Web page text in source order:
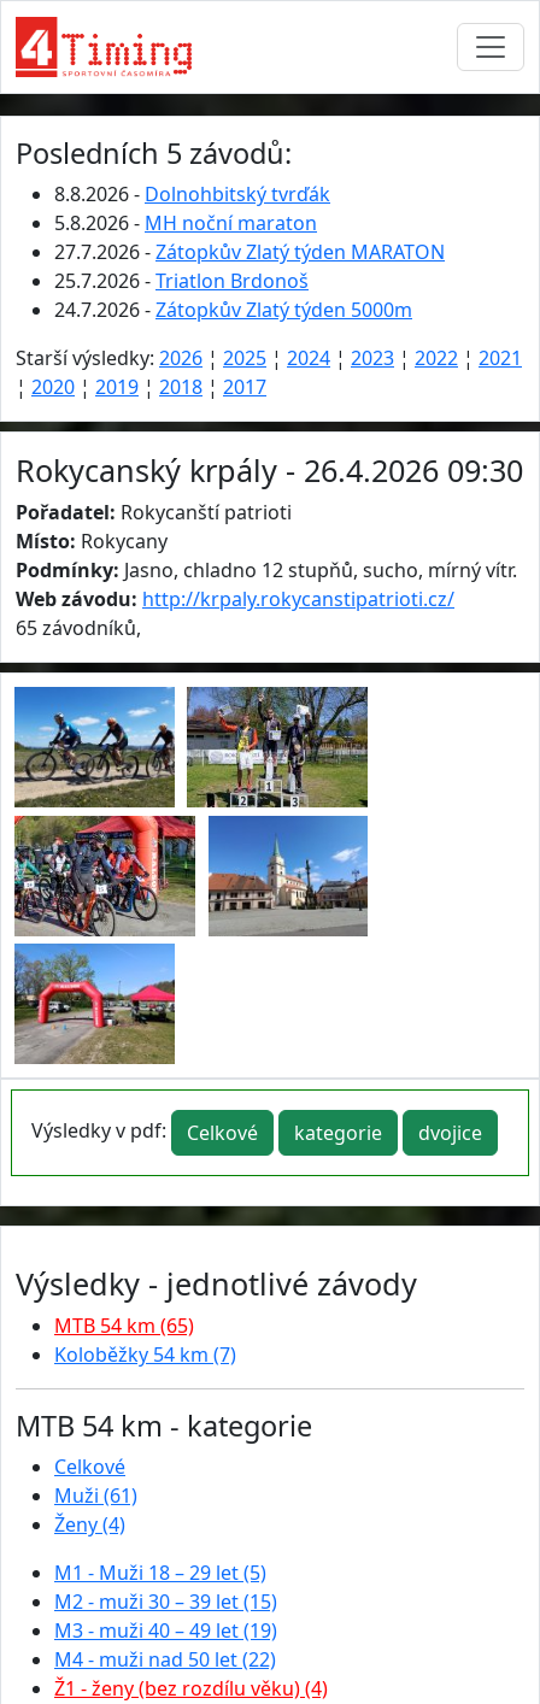
Posledních 5 závodů:
8.8.2026 - Dolnohbitský tvrďák
5.8.2026 - MH noční maraton
27.7.2026 -Zátopkův Zlatý týden MARATON
25.7.2026 -Triatlon Brdonoš
24.7.2026 -Zátopkův Zlatý týden 5000m
Starší výsledky: 2026 ¦ 2025 ¦ 2024 ¦ 2023 ¦ 2022 ¦ 2021
¦ 2020 ¦ 2019 ¦ 2018 ¦ 2017
Rokycanský krpály - 26.4.2026 09:30
Pořadatel: Rokycanští patrioti
Místo: Rokycany
Podmínky: Jasno, chladno 12 stupňů, sucho, mírný vítr.
Web závodu: http://krpaly.rokycanstipatrioti.cz/
65 závodníků,
Výsledky v pdf: Celkové kategorie dvojice
Výsledky - jednotlivé závody
MTB 54 km (65)
Koloběžky 54 km (7)
MTB 54 km - kategorie
Celkové
Muži (61)
Ženy (4)
M1 - Muži 18 – 29 let (5)
M2 - muži 30 – 39 let (15)
M3 - muži 40 – 49 let (19)
M4 - muži nad 50 let (22)
Ž1 - ženy (bez rozdílu věku) (4)